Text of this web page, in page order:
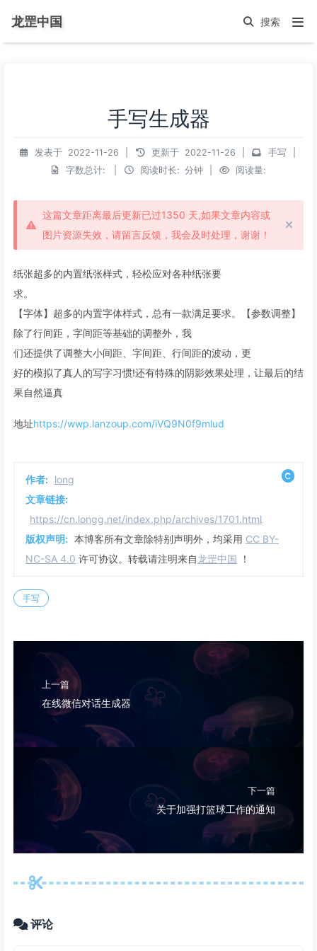
龙罡中国
手写生成器
发表于 2022-11-26 更新于 2022-11-26 手写
字数总计:
阅读时长: 分钟 阅读量:
这篇文章距离最后更新已过1350 天,如果文章内容或
图片资源失效，请留言反馈，我会及时处理，谢谢！
纸张超多的内置纸张样式，轻松应对各种纸张要
求。
【字体】超多的内置字体样式，总有一款满足要求。【参数调整】
除了行间距，字间距等基础的调整外，我
们还提供了调整大小间距、字间距、行间距的波动，更
好的模拟了真人的写字习惯!还有特殊的阴影效果处理，让最后的结
果自然逼真
地址https://wwp.lanzoup.com/iVQ9N0f9mlud
作者: long
文章链接:
https://cn.longg.net/index.php/archives/1701.html
版权声明: 本博客所有文章除特别声明外，均采用 CC BY-
NC-SA 4.0 许可协议。转载请注明来自龙罡中国 ！
手写
上一篇
在线微信对话生成器
下一篇
关于加强打篮球工作的通知
评论